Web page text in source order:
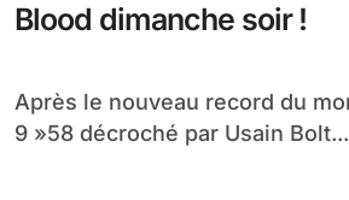
Blood dimanche soir !
Après le nouveau record du monde du 100 m en
9 »58 décroché par Usain Bolt...